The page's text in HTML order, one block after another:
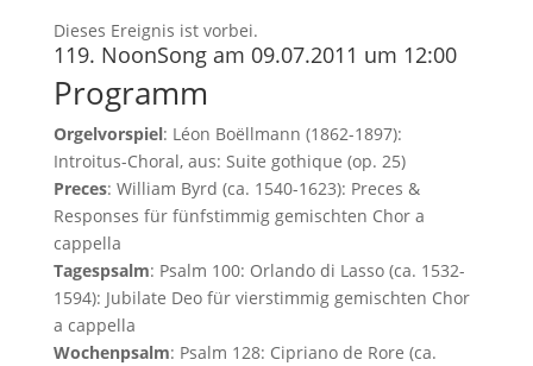
Dieses Ereignis ist vorbei.
119. NoonSong am 09.07.2011 um 12:00
Programm
Orgelvorspiel: Léon Boëllmann (1862-1897):
Introitus-Choral, aus: Suite gothique (op. 25)
Preces: William Byrd (ca. 1540-1623): Preces &
Responses für fünfstimmig gemischten Chor a
cappella
Tagespsalm: Psalm 100: Orlando di Lasso (ca. 1532-
1594): Jubilate Deo für vierstimmig gemischten Chor
a cappella
Wochenpsalm: Psalm 128: Cipriano de Rore (ca.